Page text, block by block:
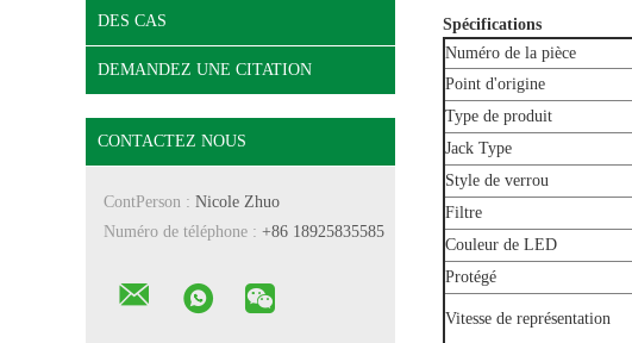
DES CAS
DEMANDEZ UNE CITATION
CONTACTEZ NOUS
ContPerson : Nicole Zhuo
Numéro de téléphone : +86 18925835585
Spécifications
Numéro de la pièce
Point d'origine
Type de produit
Jack Type
Style de verrou
Filtre
Couleur de LED
Protégé
Vitesse de représentation